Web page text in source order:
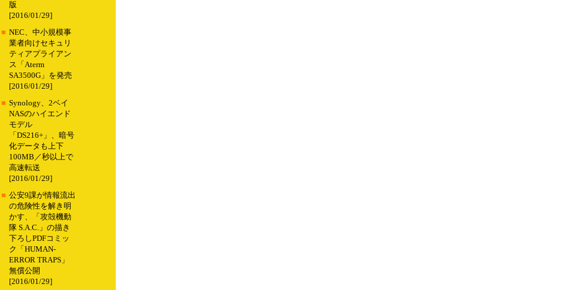
版
[2016/01/29]
■ NEC、中小規模事
業者向けセキュリ
ティアプライアン
ス「Aterm
SA3500G」を発売
[2016/01/29]
■ Synology、2ベイ
NASのハイエンド
モデル
「DS216+」、暗号
化データも上下
100MB／秒以上で
高速転送
[2016/01/29]
■ 公安9課が情報流出
の危険性を解き明
かす、「攻殻機動
隊 S.A.C.」の描き
下ろしPDFコミッ
ク「HUMAN-
ERROR TRAPS」
無償公開
[2016/01/29]